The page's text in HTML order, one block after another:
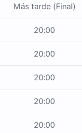
Más tarde (Final)
20:00
20:00
20:00
20:00
20:00